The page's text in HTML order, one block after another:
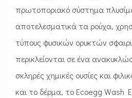
πρωτοποριακό σύστημα
αποτελεσματικά τα ρούχα,
τύπους φυσικών ορυκτών
περικλείονται σε ένα
σκληρές χημικές ουσίες και
και το δέρμα, το Ecoegg Wash